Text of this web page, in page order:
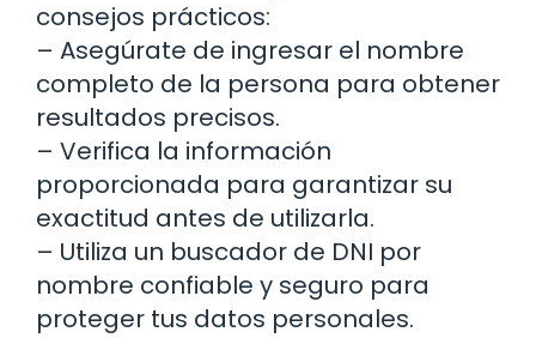
consejos prácticos:
– Asegúrate de ingresar el nombre
completo de la persona para obtener
resultados precisos.
– Verifica la información
proporcionada para garantizar su
exactitud antes de utilizarla.
– Utiliza un buscador de DNI por
nombre confiable y seguro para
proteger tus datos personales.